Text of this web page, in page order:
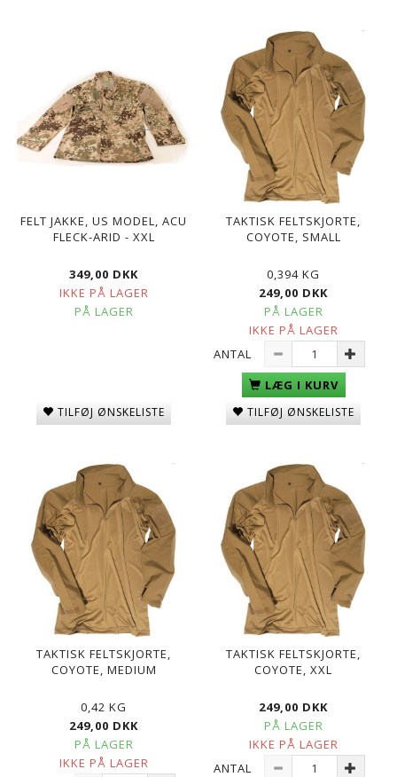
FELT JAKKE, US MODEL, ACU
FLECK-ARID - XXL
349,00 DKK
IKKE PÅ LAGER
PÅ LAGER
TILFØJ ØNSKELISTE
TAKTISK FELTSKJORTE,
COYOTE, SMALL
0,394 KG
249,00 DKK
PÅ LAGER
IKKE PÅ LAGER
ANTAL
LÆG I KURV
TILFØJ ØNSKELISTE
TAKTISK FELTSKJORTE,
COYOTE, MEDIUM
0,42 KG
249,00 DKK
PÅ LAGER
IKKE PÅ LAGER
TAKTISK FELTSKJORTE,
COYOTE, XXL
249,00 DKK
PÅ LAGER
IKKE PÅ LAGER
ANTAL